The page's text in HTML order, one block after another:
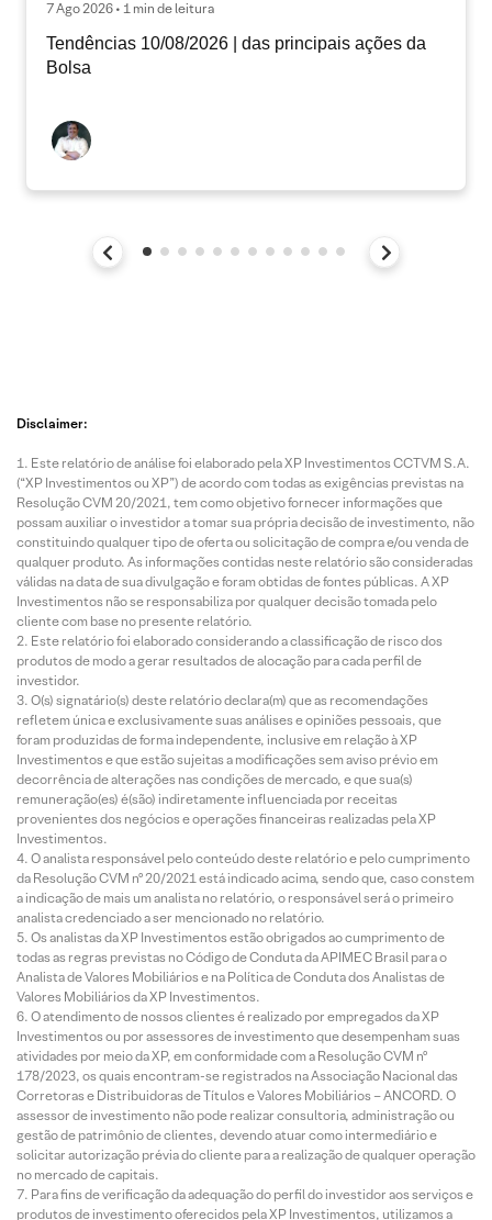
7 Ago 2026 • 1 min de leitura
Tendências 10/08/2026 | das principais ações da
Bolsa
Disclaimer:
Este relatório de análise foi elaborado pela XP Investimentos CCTVM S.A.
(“XP Investimentos ou XP”) de acordo com todas as exigências previstas na
Resolução CVM 20/2021, tem como objetivo fornecer informações que
possam auxiliar o investidor a tomar sua própria decisão de investimento, não
constituindo qualquer tipo de oferta ou solicitação de compra e/ou venda de
qualquer produto. As informações contidas neste relatório são consideradas
válidas na data de sua divulgação e foram obtidas de fontes públicas. A XP
Investimentos não se responsabiliza por qualquer decisão tomada pelo
cliente com base no presente relatório.
Este relatório foi elaborado considerando a classificação de risco dos
produtos de modo a gerar resultados de alocação para cada perfil de
investidor.
O(s) signatário(s) deste relatório declara(m) que as recomendações
refletem única e exclusivamente suas análises e opiniões pessoais, que
foram produzidas de forma independente, inclusive em relação à XP
Investimentos e que estão sujeitas a modificações sem aviso prévio em
decorrência de alterações nas condições de mercado, e que sua(s)
remuneração(es) é(são) indiretamente influenciada por receitas
provenientes dos negócios e operações financeiras realizadas pela XP
Investimentos.
O analista responsável pelo conteúdo deste relatório e pelo cumprimento
da Resolução CVM nº 20/2021 está indicado acima, sendo que, caso constem
a indicação de mais um analista no relatório, o responsável será o primeiro
analista credenciado a ser mencionado no relatório.
Os analistas da XP Investimentos estão obrigados ao cumprimento de
todas as regras previstas no Código de Conduta da APIMEC Brasil para o
Analista de Valores Mobiliários e na Política de Conduta dos Analistas de
Valores Mobiliários da XP Investimentos.
O atendimento de nossos clientes é realizado por empregados da XP
Investimentos ou por assessores de investimento que desempenham suas
atividades por meio da XP, em conformidade com a Resolução CVM nº
178/2023, os quais encontram-se registrados na Associação Nacional das
Corretoras e Distribuidoras de Títulos e Valores Mobiliários – ANCORD. O
assessor de investimento não pode realizar consultoria, administração ou
gestão de patrimônio de clientes, devendo atuar como intermediário e
solicitar autorização prévia do cliente para a realização de qualquer operação
no mercado de capitais.
Para fins de verificação da adequação do perfil do investidor aos serviços e
produtos de investimento oferecidos pela XP Investimentos, utilizamos a